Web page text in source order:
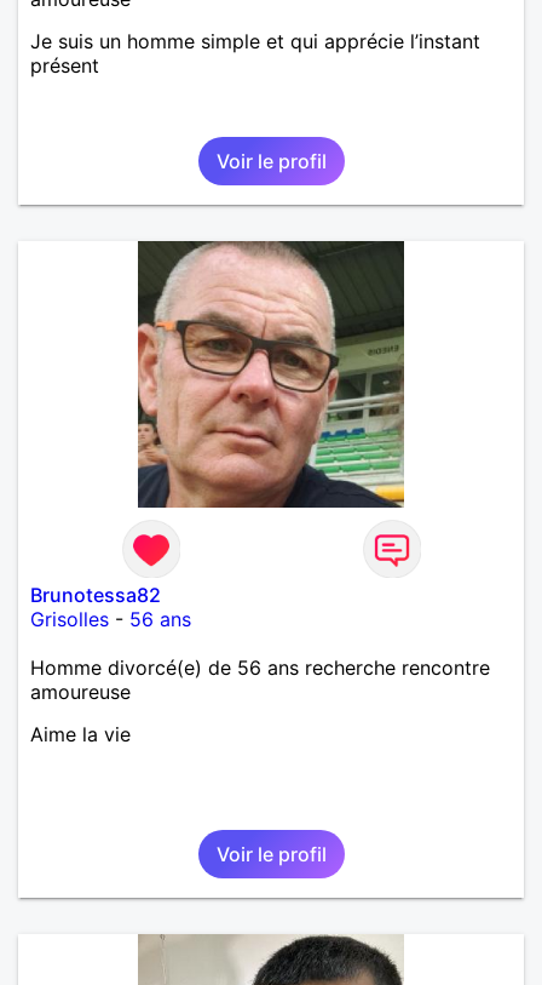
Je suis un homme simple et qui apprécie l’instant
présent
Voir le profil
Brunotessa82
Grisolles - 56 ans
Homme divorcé(e) de 56 ans recherche rencontre
amoureuse
Aime la vie
Voir le profil